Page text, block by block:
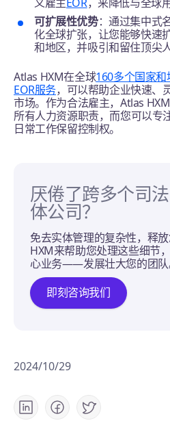
2024/10/29
可扩展性优势：通过集中式
化全球扩张，让您能够快速
和地区，并吸引和留住顶尖人
Atlas HXM在全球160多个国家和
EOR服务，可以帮助企业快速、
市场。作为合法雇主，Atlas
所有人力资源职责，而您可以专
日常工作保留控制权。
厌倦了跨多个司
体公司？
免去实体管理的复杂性，释
HXM来帮助您处理这些细节
心业务——发展壮大您的团队
即刻咨询我们